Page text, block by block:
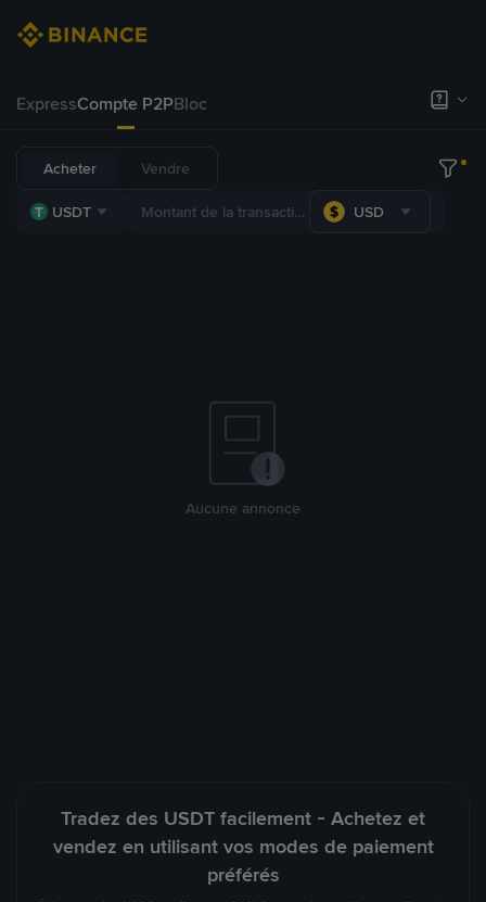
ExpressCompte P2PBloc
Acheter Vendre
USDT USD
Aucune annonce
Tradez des USDT facilement - Achetez et
vendez en utilisant vos modes de paiement
préférés